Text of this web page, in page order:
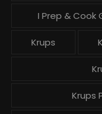
I Prep & Cook
Krups
Krups